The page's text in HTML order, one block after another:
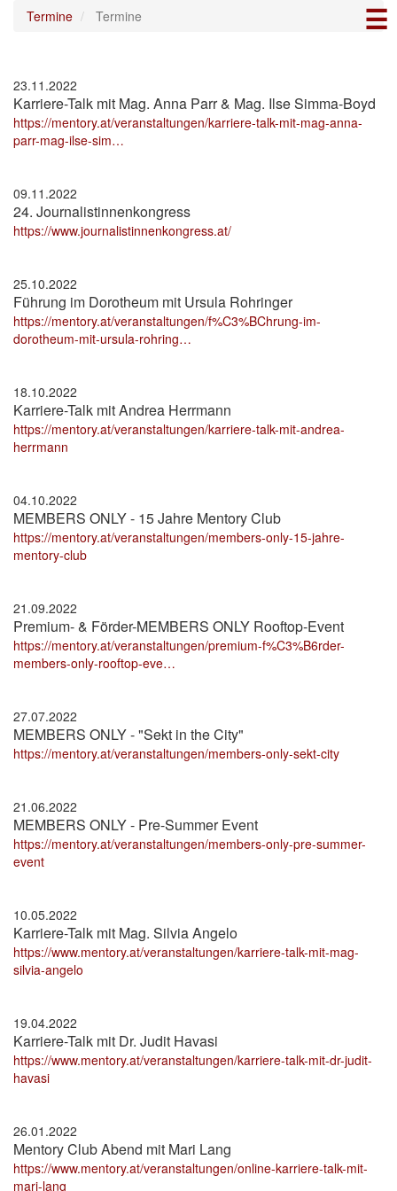
Direkt
☰
Termine Termine
23.11.2022
Karriere-Talk mit Mag. Anna Parr & Mag. Ilse Simma-Boyd
https://mentory.at/veranstaltungen/karriere-talk-mit-mag-anna-
parr-mag-ilse-sim…
09.11.2022
24. Journalistinnenkongress
https://www.journalistinnenkongress.at/
25.10.2022
Führung im Dorotheum mit Ursula Rohringer
https://mentory.at/veranstaltungen/f%C3%BChrung-im-
dorotheum-mit-ursula-rohring…
18.10.2022
Karriere-Talk mit Andrea Herrmann
https://mentory.at/veranstaltungen/karriere-talk-mit-andrea-
herrmann
04.10.2022
MEMBERS ONLY - 15 Jahre Mentory Club
https://mentory.at/veranstaltungen/members-only-15-jahre-
mentory-club
21.09.2022
Premium- & Förder-MEMBERS ONLY Rooftop-Event
https://mentory.at/veranstaltungen/premium-f%C3%B6rder-
members-only-rooftop-eve…
27.07.2022
MEMBERS ONLY - "Sekt in the City"
https://mentory.at/veranstaltungen/members-only-sekt-city
21.06.2022
MEMBERS ONLY - Pre-Summer Event
https://mentory.at/veranstaltungen/members-only-pre-summer-
event
10.05.2022
Karriere-Talk mit Mag. Silvia Angelo
https://www.mentory.at/veranstaltungen/karriere-talk-mit-mag-
silvia-angelo
19.04.2022
Karriere-Talk mit Dr. Judit Havasi
https://www.mentory.at/veranstaltungen/karriere-talk-mit-dr-judit-
havasi
26.01.2022
Mentory Club Abend mit Mari Lang
https://www.mentory.at/veranstaltungen/online-karriere-talk-mit-
mari-lang